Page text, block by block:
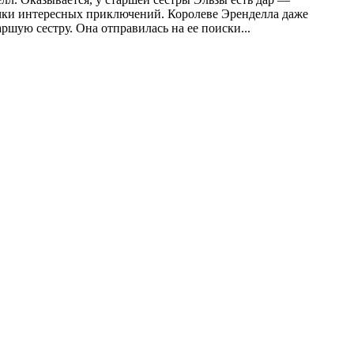
интересных приключений. Королеве Эренделла даже
сестру. Она отправилась на ее поиски...